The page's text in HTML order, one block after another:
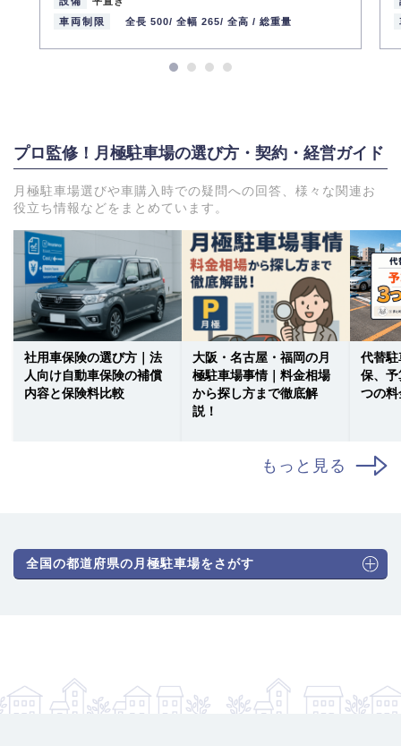
車両制限
全長 500/ 全幅 265/ 全高 / 総重量
プロ監修！月極駐車場の選び方・契約・経営ガイド
月極駐車場選びや車購入時での疑問への回答、様々な関連お
役立ち情報などをまとめています。
社用車保険の選び方｜法
人向け自動車保険の補償
内容と保険料比較
大阪・名古屋・福岡の月
極駐車場事情｜料金相場
から探し方まで徹底解
説！
代替
保、
つの
もっと見る
全国の都道府県の月極駐車場をさがす